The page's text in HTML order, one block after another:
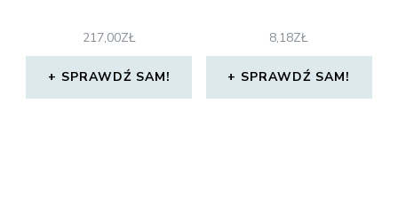
217,00ZŁ
SPRAWDŹ SAM!
8,18ZŁ
SPRAWDŹ SAM!